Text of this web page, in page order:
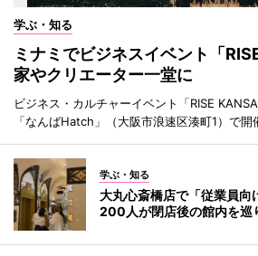
学ぶ・知る
ミナミでビジネスイベント「
家やクリエーター一堂に
ビジネス・カルチャーイベント「RISE
「なんばHatch」（大阪市浪速区湊町1）で開
学ぶ・知る
大丸心斎橋店で「従業員
200人が閉店後の館内を巡